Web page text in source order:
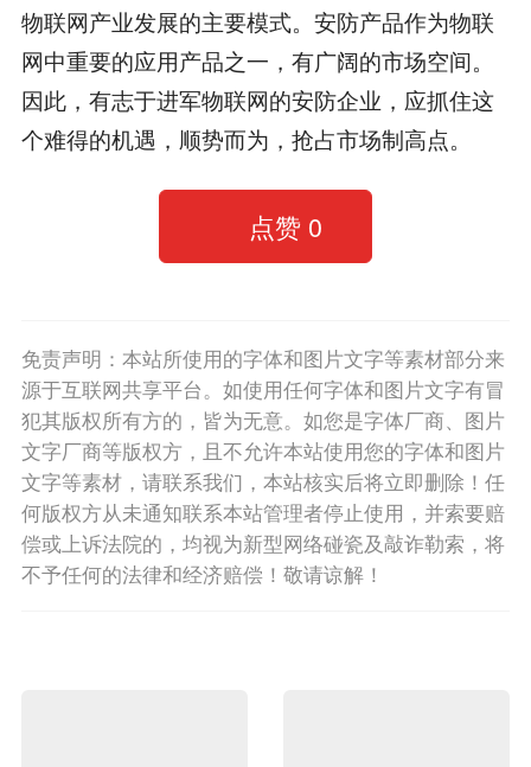
物联网产业发展的主要模式。安防产品作为物联
网中重要的应用产品之一，有广阔的市场空间。
因此，有志于进军物联网的安防企业，应抓住这
个难得的机遇，顺势而为，抢占市场制高点。
点赞 0
免责声明：本站所使用的字体和图片文字等素材部分来
源于互联网共享平台。如使用任何字体和图片文字有冒
犯其版权所有方的，皆为无意。如您是字体厂商、图片
文字厂商等版权方，且不允许本站使用您的字体和图片
文字等素材，请联系我们，本站核实后将立即删除！任
何版权方从未通知联系本站管理者停止使用，并索要赔
偿或上诉法院的，均视为新型网络碰瓷及敲诈勒索，将
不予任何的法律和经济赔偿！敬请谅解！